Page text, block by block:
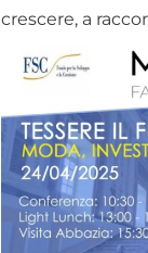
crescere, a